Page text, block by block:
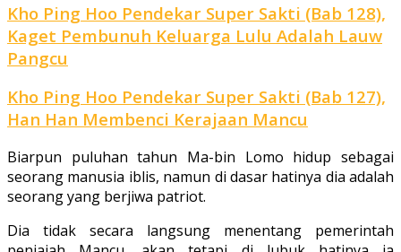
Kho Ping Hoo Pendekar Super Sakti (Bab 128),
Kaget Pembunuh Keluarga Lulu Adalah Lauw
Pangcu
Kho Ping Hoo Pendekar Super Sakti (Bab 127),
Han Han Membenci Kerajaan Mancu
Biarpun puluhan tahun Ma-bin Lo­mo hidup sebagai
seorang manusia iblis, namun di dasar hatinya dia adalah
se­orang yang berjiwa patriot.
Dia tidak secara langsung menentang pemerintah